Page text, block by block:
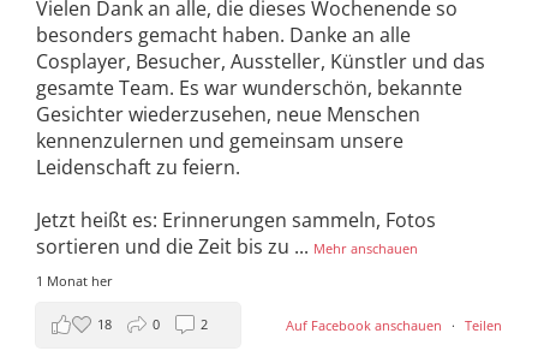
Vielen Dank an alle, die dieses Wochenende so
besonders gemacht haben. Danke an alle
Cosplayer, Besucher, Aussteller, Künstler und das
gesamte Team. Es war wunderschön, bekannte
Gesichter wiederzusehen, neue Menschen
kennenzulernen und gemeinsam unsere
Leidenschaft zu feiern.
Jetzt heißt es: Erinnerungen sammeln, Fotos
sortieren und die Zeit bis zu ... Mehr anschauen
1 Monat her
Auf Facebook anschauen · Teilen
18 0 2